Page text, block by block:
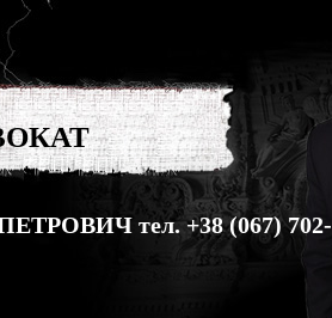
тел. +38 (067) 702-